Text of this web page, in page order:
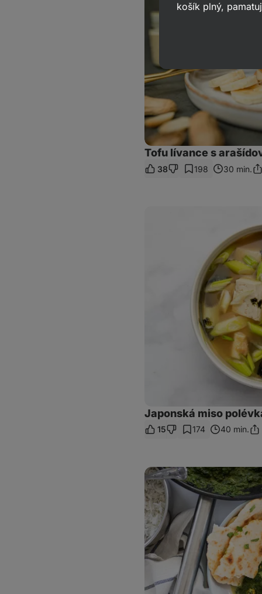
Tofu lívance s
38 198 30 min.
Japonská miso
15 174 40 min.
Vegan
Palak
Paneer:
Indický
špenát
s
tofu
košík plný,